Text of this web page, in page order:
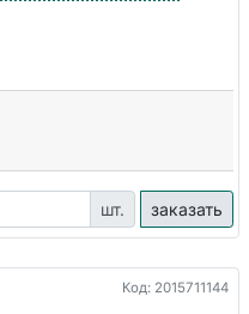
шт. заказать
Код: 2015711144